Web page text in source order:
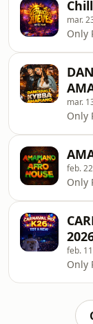
mar.
Only
mar.
Only
feb.
Only
feb.
Only